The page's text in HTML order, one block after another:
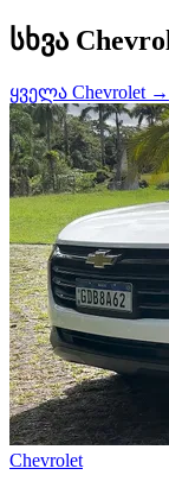
სხვა
ყველა Chevrolet →
Chevrolet